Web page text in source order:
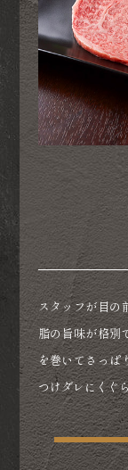
スタッフが目の
脂の旨味が格別
を巻いてさっぱ
つけダレにくぐ
薄切りのサーロ
め、ご飯の上に
広がる美味しさ
い
特選カルビ、特
テーキ、信玄ど
ける盛り合わせ
ひ追加でご注文